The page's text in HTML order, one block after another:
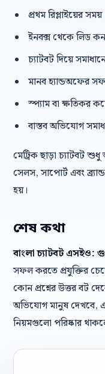
প্রথম রিপ্লাইয়ের সময়
ইনবক্স থেকে লিড
চ্যাটবট দিয়ে
মানব হ্যান্ডঅফের
স্প্যাম বা ক্ষতিকর
বাস্তব অভিযোগ
মেট্রিক ছাড়া চ্যাটবট
সেলস, সাপোর্ট এবং
হয়।
শেষ কথা
বাংলা চ্যাটবট এসইও:
সফল করতে প্রযুক্তির
কোন প্রশ্নের উত্তর বট
অভিযোগ মানুষ দেখবে,
নিয়মগুলো পরিষ্কার